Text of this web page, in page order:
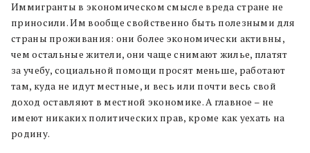
Иммигранты в экономическом смысле вреда стране не
приносили. Им вообще свойственно быть полезными для
страны проживания: они более экономически активны,
чем остальные жители, они чаще снимают жилье, платят
за учебу, социальной помощи просят меньше, работают
там, куда не идут местные, и весь или почти весь свой
доход оставляют в местной экономике. А главное – не
имеют никаких политических прав, кроме как уехать на
родину.